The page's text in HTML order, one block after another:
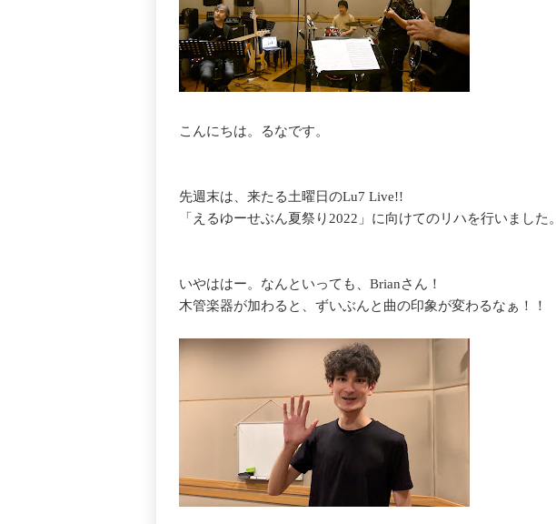
こんにちは。るなです。
先週末は、来たる土曜日のLu7 Live!!
「えるゆーせぶん夏祭り2022」に向けてのリハを行いました。
いやははー。なんといっても、Brianさん！
木管楽器が加わると、ずいぶんと曲の印象が変わるなぁ！！